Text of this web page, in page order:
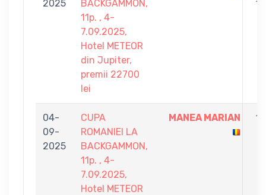
2025
BACKGAMMON,
11p. , 4-
7.09.2025,
Hotel METEOR
din Jupiter,
premii 22700
lei
11
04-
09-
2025
CUPA
ROMANIEI LA
BACKGAMMON,
11p. , 4-
7.09.2025,
Hotel METEOR
MANEA MARIAN
11